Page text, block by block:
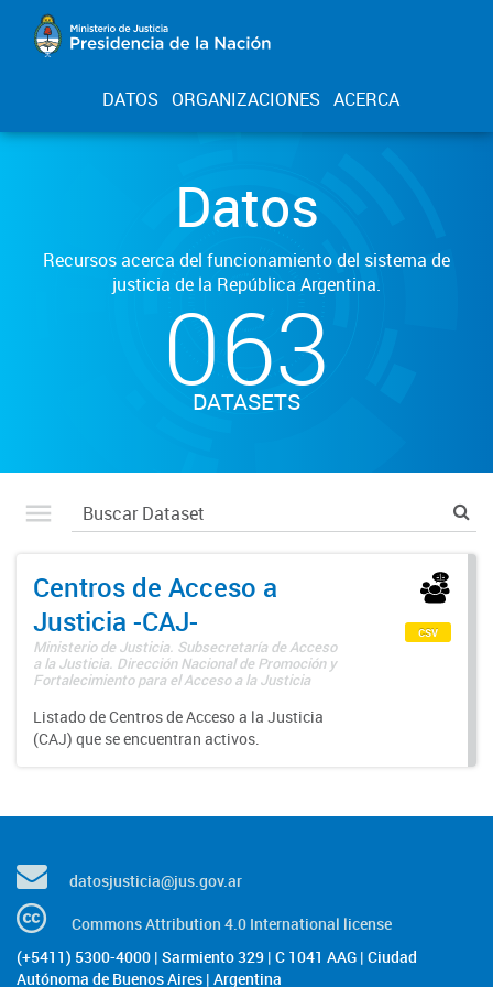
DATOS ORGANIZACIONES ACERCA
Datos
Recursos acerca del funcionamiento del sistema de
justicia de la República Argentina.
063
DATASETS
Centros de Acceso a
Justicia -CAJ-
Ministerio de Justicia. Subsecretaría de Acceso
a la Justicia. Dirección Nacional de Promoción y
Fortalecimiento para el Acceso a la Justicia
Listado de Centros de Acceso a la Justicia
(CAJ) que se encuentran activos.
csv
datosjusticia@jus.gov.ar
Commons Attribution 4.0 International license
(+5411) 5300-4000 | Sarmiento 329 | C 1041 AAG | Ciudad
Autónoma de Buenos Aires | Argentina